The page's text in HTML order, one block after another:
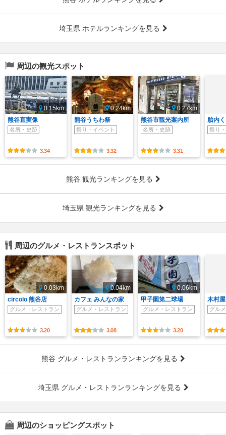
埼玉県 ホテルランキングを見る
周辺の観光スポット
0.15km
熊谷直実像
名所・史跡
3.34
0.24km
熊谷うちわ祭
祭り・イベント
3.32
0.27km
熊谷市観光案内所
名所・史跡
3.31
胎内
祭り
熊谷 観光ランキングを見る
埼玉県 観光ランキングを見る
周辺のグルメ・レストランスポット
0.03km
circolo 熊谷店
グルメ・レストラン
3.20
0.04km
カフェ みんなの家
グルメ・レストラン
3.08
0.06km
甲子園第二球場
グルメ・レストラン
3.20
木村屋
グル
熊谷 グルメ・レストランランキングを見る
埼玉県 グルメ・レストランランキングを見る
周辺のショッピングスポット